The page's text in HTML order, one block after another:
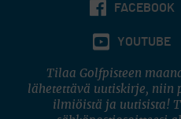
FACEBOOK
YOUTUBE
Tilaa Golfpisteen
lähetettävä uutiskirje, niin
ilmiöistä ja uutisista!